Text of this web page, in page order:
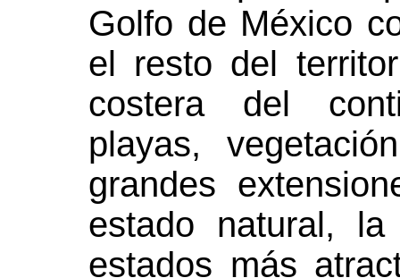
Golfo de México
el resto del
costera del
playas,
grandes
estado natural,
estados más